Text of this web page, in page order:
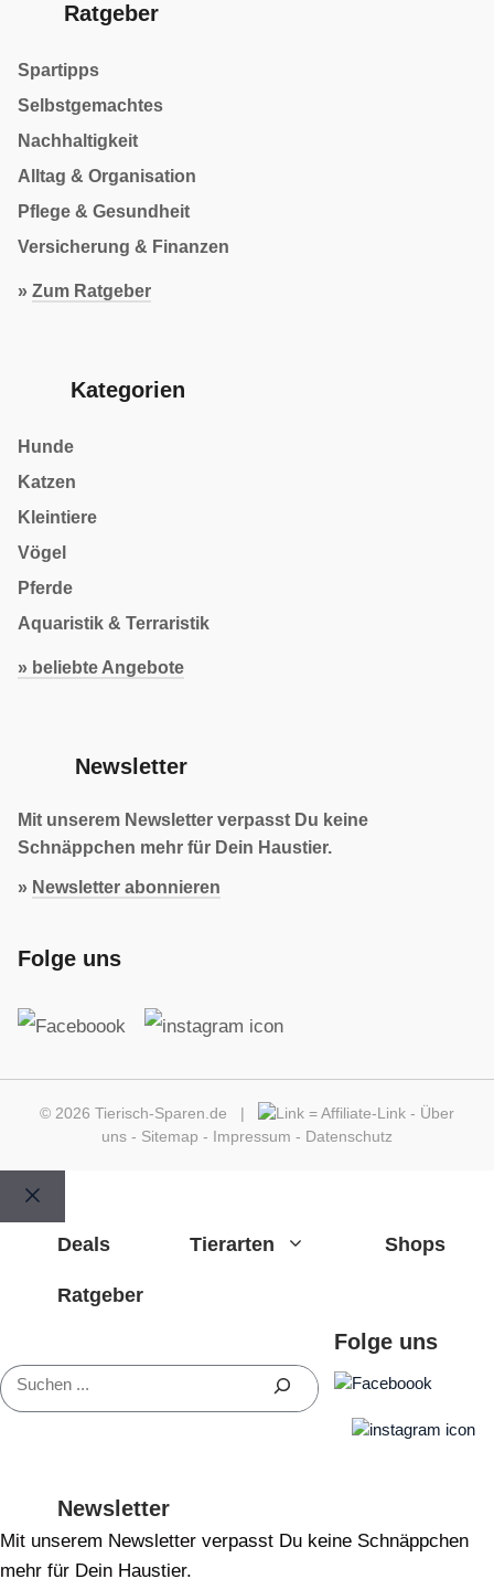
Ratgeber
Spartipps
Selbstgemachtes
Nachhaltigkeit
Alltag & Organisation
Pflege & Gesundheit
Versicherung & Finanzen
» Zum Ratgeber
Kategorien
Hunde
Katzen
Kleintiere
Vögel
Pferde
Aquaristik & Terraristik
» beliebte Angebote
Newsletter
Mit unserem Newsletter verpasst Du keine
Schnäppchen mehr für Dein Haustier.
» Newsletter abonnieren
Folge uns
© 2026 Tierisch-Sparen.de | =Affiliate-Link - Über
uns - Sitemap - Impressum - Datenschutz
Schließen
Deals
Tierarten Shops
Ratgeber
Suchen
Folge uns
Newsletter
Mit unserem Newsletter verpasst Du keine Schnäppchen
mehr für Dein Haustier.